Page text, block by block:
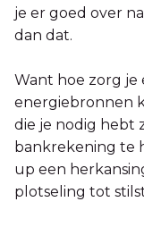
je er goed over
dan dat.
Want hoe zorg je
energiebronnen
die je nodig hebt
bankrekening te
up een
plotseling tot